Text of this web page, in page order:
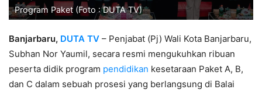
Program Paket (Foto : DUTA TV)
Banjarbaru, DUTA TV – Penjabat (Pj) Wali Kota Banjarbaru,
Subhan Nor Yaumil, secara resmi mengukuhkan ribuan
peserta didik program pendidikan kesetaraan Paket A, B,
dan C dalam sebuah prosesi yang berlangsung di Balai